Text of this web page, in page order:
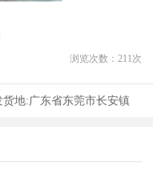
浏览次数： 211次
货地:广东省东莞市长安镇